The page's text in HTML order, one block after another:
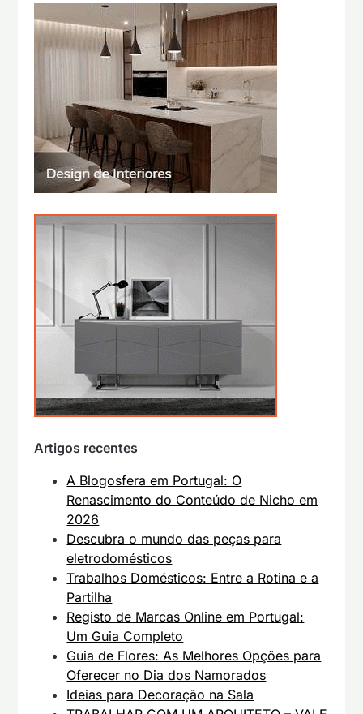
Artigos recentes
A Blogosfera em Portugal: O
Renascimento do Conteúdo de Nicho em
2026
Descubra o mundo das peças para
eletrodomésticos
Trabalhos Domésticos: Entre a Rotina e a
Partilha
Registo de Marcas Online em Portugal:
Um Guia Completo
Guia de Flores: As Melhores Opções para
Oferecer no Dia dos Namorados
Ideias para Decoração na Sala